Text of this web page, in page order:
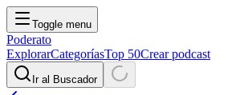
Toggle menu
Poderato
ExplorarCategoríasTop 50Crear podcast
Ir al Buscador